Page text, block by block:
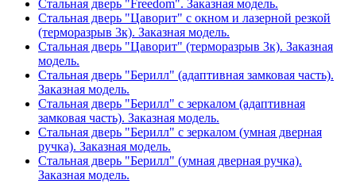
Стальная дверь "Freedom". Заказная модель.
Стальная дверь "Цаворит" с окном и лазерной резкой
(терморазрыв 3к). Заказная модель.
Стальная дверь "Цаворит" (терморазрыв 3к). Заказная
модель.
Стальная дверь "Берилл" (адаптивная замковая часть).
Заказная модель.
Стальная дверь "Берилл" с зеркалом (адаптивная
замковая часть). Заказная модель.
Стальная дверь "Берилл" с зеркалом (умная дверная
ручка). Заказная модель.
Стальная дверь "Берилл" (умная дверная ручка).
Заказная модель.